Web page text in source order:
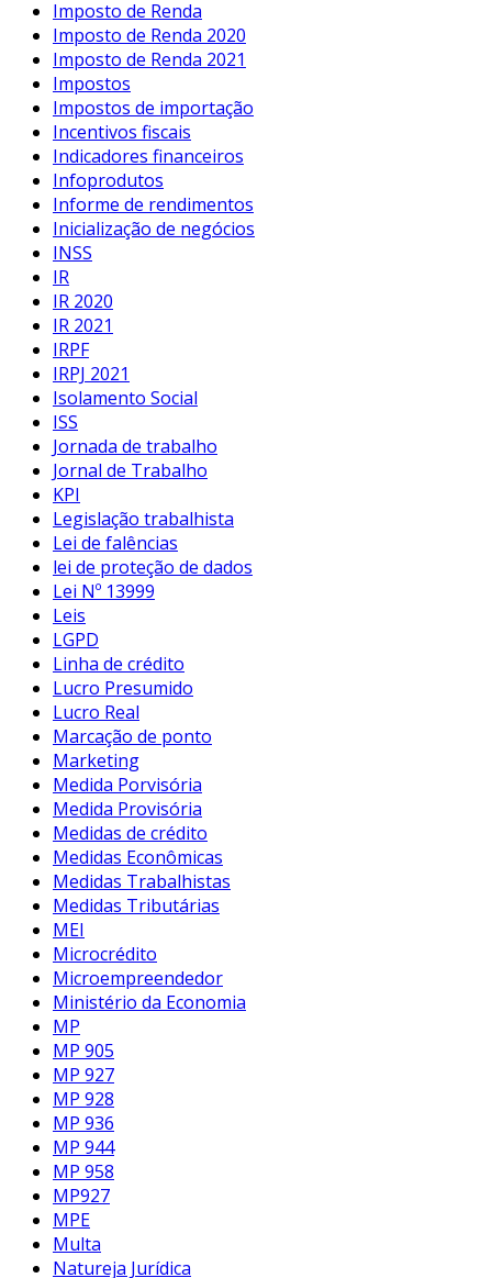
Imposto de Renda
Imposto de Renda 2020
Imposto de Renda 2021
Impostos
Impostos de importação
Incentivos fiscais
Indicadores financeiros
Infoprodutos
Informe de rendimentos
Inicialização de negócios
INSS
IR
IR 2020
IR 2021
IRPF
IRPJ 2021
Isolamento Social
ISS
Jornada de trabalho
Jornal de Trabalho
KPI
Legislação trabalhista
Lei de falências
lei de proteção de dados
Lei Nº 13999
Leis
LGPD
Linha de crédito
Lucro Presumido
Lucro Real
Marcação de ponto
Marketing
Medida Porvisória
Medida Provisória
Medidas de crédito
Medidas Econômicas
Medidas Trabalhistas
Medidas Tributárias
MEI
Microcrédito
Microempreendedor
Ministério da Economia
MP
MP 905
MP 927
MP 928
MP 936
MP 944
MP 958
MP927
MPE
Multa
Natureja Jurídica